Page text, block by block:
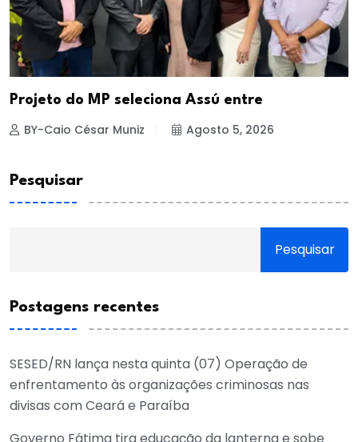
Projeto do MP seleciona Assú entre
BY-Caio César Muniz Agosto 5, 2026
Pesquisar
Pesquisar
Postagens recentes
SESED/RN lança nesta quinta (07) Operação de
enfrentamento às organizações criminosas nas
divisas com Ceará e Paraíba